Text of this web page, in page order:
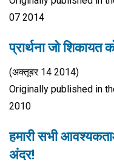
07 2014
प्रार्थना जो शिकायत
(अक्तूबर 14 2014)
Originally published in
2010
हमारी सभी
अंदर!